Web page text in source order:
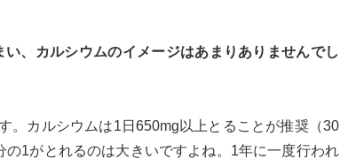
、カルシウムのイメージはあまりありませんでし
。カルシウムは1日650mg以上とることが推奨（30
1がとれるのは大きいですよね。1年に一度行われ